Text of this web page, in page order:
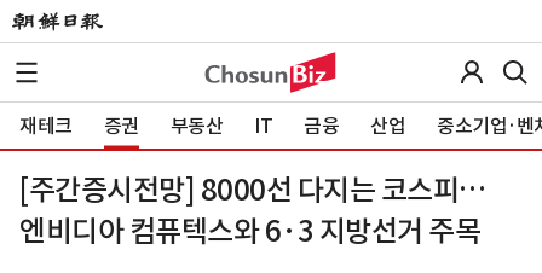
재테크 증권 부동산 IT 금융 산업 중소기업·벤
[주간증시전망] 8000선 다지는 코스피…
엔비디아 컴퓨텍스와 6·3 지방선거 주목